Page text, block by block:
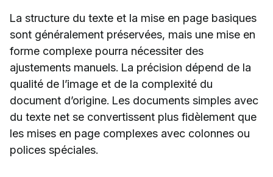
La structure du texte et la mise en page basiques
sont généralement préservées, mais une mise en
forme complexe pourra nécessiter des
ajustements manuels. La précision dépend de la
qualité de l’image et de la complexité du
document d’origine. Les documents simples avec
du texte net se convertissent plus fidèlement que
les mises en page complexes avec colonnes ou
polices spéciales.